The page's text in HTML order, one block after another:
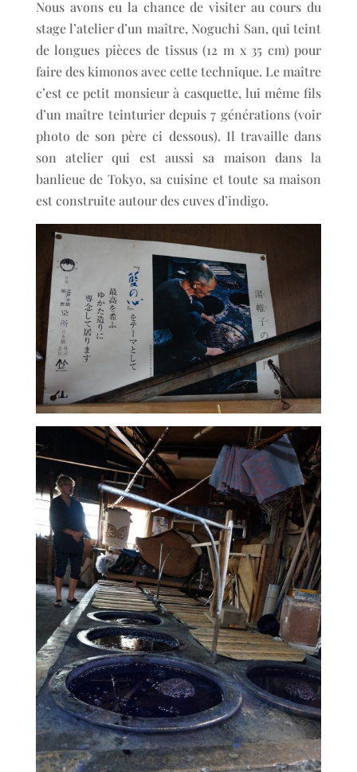
Nous avons eu la chance de visiter au cours du
stage l’atelier d’un maître, Noguchi San, qui teint
de longues pièces de tissus (12 m x 35 cm) pour
faire des kimonos avec cette technique. Le maître
c’est ce petit monsieur à casquette, lui même fils
d’un maître teinturier depuis 7 générations (voir
photo de son père ci dessous). Il travaille dans
son atelier qui est aussi sa maison dans la
banlieue de Tokyo, sa cuisine et toute sa maison
est construite autour des cuves d’indigo.